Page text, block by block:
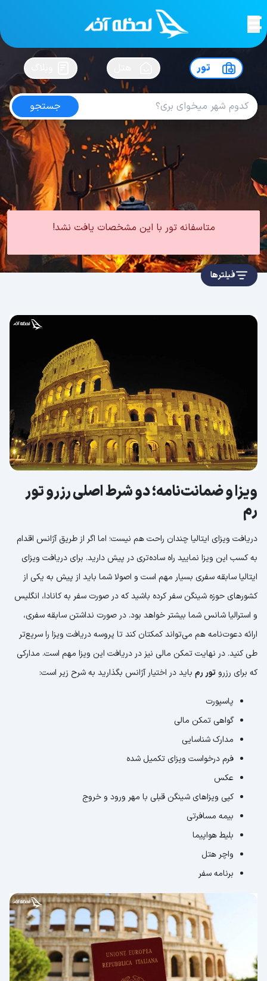
لحظه آخرسفرت رو بساز !
تور
جستجو
تور رم
4.6 از 5| از 435 کاربر
لحظه آخر تور ایتالیا تور رم
متاسفانه تور با این مشخصات یافت نشد!
فیلترها
ویزا و ضمانت‌نامه؛ دو شرط اصلی رزرو تور
رم
دریافت ویزای ایتالیا چندان راحت هم نیست؛ اما اگر از طریق آژانس اقدام
به کسب این ویزا نمایید راه ساده‌تری در پیش دارید. برای دریافت ویزای
ایتالیا سابقه سفری بسیار مهم است و اصولا شما باید از پیش به یکی از
کشورهای حوزه شینگن سفر کرده باشید که در صورت سفر به کانادا، انگلیس
و استرالیا شانس شما بیشتر خواهد بود. در صورت نداشتن سابقه سفری،
ارائه دعوت‌نامه هم می‌تواند کمکتان کند تا پروسه دریافت ویزا را سریع‌تر
طی کنید. در نهایت تمکن مالی نیز در دریافت این ویزا مهم است. مدارکی
که برای رزرو تور رم باید در اختیار آژانس بگذارید به شرح زیر است:
پاسپورت
گواهی تمکن مالی
مدارک شناسایی
فرم درخواست ویزای تکمیل شده
عکس
کپی ویزاهای شینگن قبلی با مهر ورود و خروج
بیمه مسافرتی
بلیط هواپیما
واچر هتل
برنامه سفر